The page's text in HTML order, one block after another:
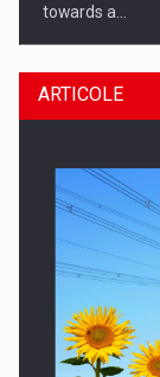
towards a…
CEO
ARTICOLE